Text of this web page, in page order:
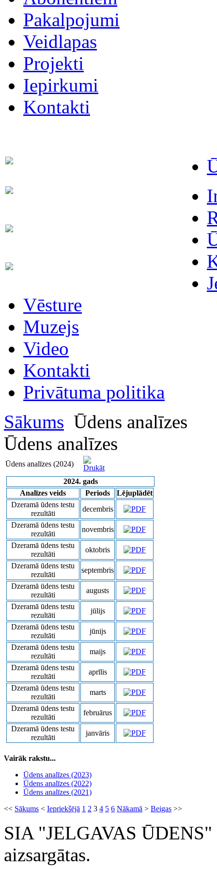
Pakalpojumi
Veidlapas
Projekti
Iepirkumi
Kontakti
63021091
63022886
63023575
Vēsture
Muzejs
Video
Kontakti
Privātuma politika
Sākums Ūdens analīzes
Ūdens analīzes
Ūdens analīzes (2024)
2024. gads
Analīzes veids
Periods
Lējuplādēt
Dzeramā ūdens testu
rezultāti
decembris
Dzeramā ūdens testu
rezultāti
novembris
Dzeramā ūdens testu
rezultāti
oktobris
Dzeramā ūdens testu
rezultāti
septembris
Dzeramā ūdens testu
rezultāti
augusts
Dzeramā ūdens testu
rezultāti
jūlijs
Dzeramā ūdens testu
rezultāti
jūnijs
Dzeramā ūdens testu
rezultāti
maijs
Dzeramā ūdens testu
rezultāti
aprīlis
Dzeramā ūdens testu
rezultāti
marts
Dzeramā ūdens testu
rezultāti
februārus
Dzeramā ūdens testu
rezultāti
janvāris
Vairāk rakstu...
Ūdens analīzes (2023)
Ūdens analīzes (2022)
Ūdens analīzes (2021)
<< Sākums < Iepriekšējā 1 2 3 4 5 6 Nākamā > Beigas >>
SIA "JELGAVAS ŪDENS"
aizsargātas.